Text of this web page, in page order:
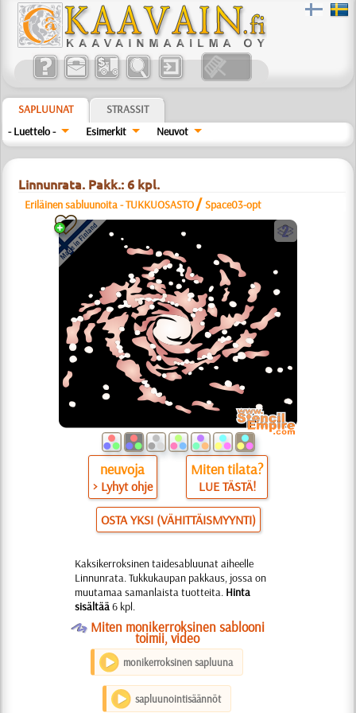
SAPLUUNAT
STRASSIT
- Luettelo -
Esimerkit Neuvot
Linnunrata. Pakk.: 6 kpl.
Eriläinen sabluunoita - TUKKUOSASTO /Space03-opt
b
neuvoja
> Lyhyt ohje
Miten tilata?
LUE TÄSTÄ!
OSTA YKSI (VÄHITTÄISMYYNTI)
Kaksikerroksinen taidesabluunat aiheelle
Linnunrata. Tukkukaupan pakkaus, jossa on
muutamaa samanlaista tuotteita. Hinta
sisältää6 kpl.
OMiten monikerroksinen sablooni
toimii, video
monikerroksinen sapluuna
sapluunointisäännöt